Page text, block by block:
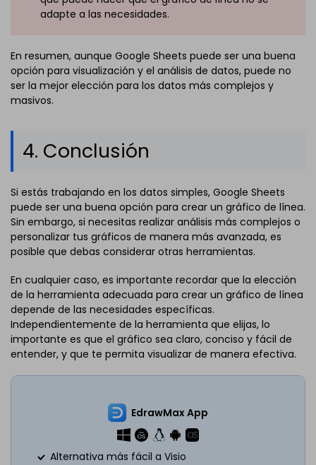
adapte a las necesidades.
En resumen, aunque Google Sheets puede ser una buena
opción para visualización y el análisis de datos, puede no
ser la mejor elección para los datos más complejos y
masivos.
4. Conclusión
Si estás trabajando en los datos simples, Google Sheets
puede ser una buena opción para crear un gráfico de línea.
Sin embargo, si necesitas realizar análisis más complejos o
personalizar tus gráficos de manera más avanzada, es
posible que debas considerar otras herramientas.
En cualquier caso, es importante recordar que la elección
de la herramienta adecuada para crear un gráfico de línea
depende de las necesidades específicas.
Independientemente de la herramienta que elijas, lo
importante es que el gráfico sea claro, conciso y fácil de
entender, y que te permita visualizar de manera efectiva.
EdrawMax App
Alternativa más fácil a Visio